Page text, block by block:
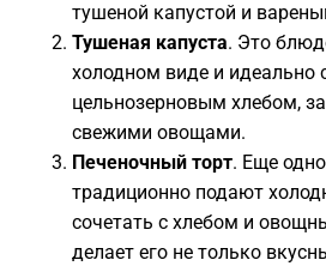
тушеной капустой и
Тушеная капуста. Это
холодном виде и идеально
цельнозерновым хлебом,
свежими овощами.
Печеночный торт. Еще
традиционно подают
сочетать с хлебом и
делает его не только